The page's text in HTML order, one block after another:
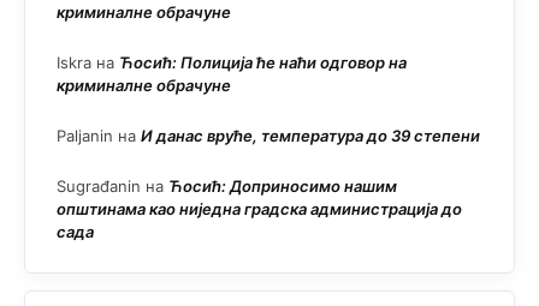
криминалне обрачуне
Iskra на Ћосић: Полиција ће наћи одговор на
криминалне обрачуне
Paljanin на И данас вруће, температура до 39 степени
Sugrađanin на Ћосић: Доприносимо нашим
општинама као ниједна градска администрација до
сада